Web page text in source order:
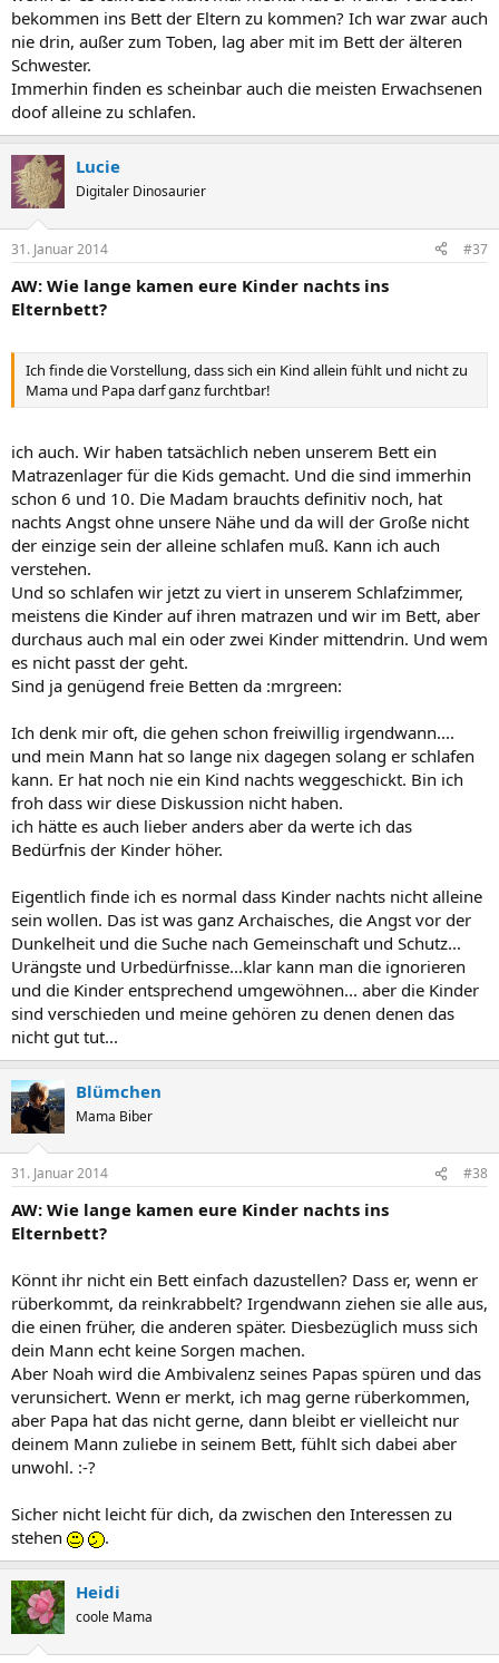
bekommen ins Bett der Eltern zu kommen? Ich war zwar auch
nie drin, außer zum Toben, lag aber mit im Bett der älteren
Schwester.
Immerhin finden es scheinbar auch die meisten Erwachsenen
doof alleine zu schlafen.
Lucie
Digitaler Dinosaurier
31. Januar 2014 #37
AW: Wie lange kamen eure Kinder nachts ins
Elternbett?
Ich finde die Vorstellung, dass sich ein Kind allein fühlt und nicht zu
Mama und Papa darf ganz furchtbar!
ich auch. Wir haben tatsächlich neben unserem Bett ein
Matrazenlager für die Kids gemacht. Und die sind immerhin
schon 6 und 10. Die Madam brauchts definitiv noch, hat
nachts Angst ohne unsere Nähe und da will der Große nicht
der einzige sein der alleine schlafen muß. Kann ich auch
verstehen.
Und so schlafen wir jetzt zu viert in unserem Schlafzimmer,
meistens die Kinder auf ihren matrazen und wir im Bett, aber
durchaus auch mal ein oder zwei Kinder mittendrin. Und wem
es nicht passt der geht.
Sind ja genügend freie Betten da :mrgreen:
Ich denk mir oft, die gehen schon freiwillig irgendwann....
und mein Mann hat so lange nix dagegen solang er schlafen
kann. Er hat noch nie ein Kind nachts weggeschickt. Bin ich
froh dass wir diese Diskussion nicht haben.
ich hätte es auch lieber anders aber da werte ich das
Bedürfnis der Kinder höher.
Eigentlich finde ich es normal dass Kinder nachts nicht alleine
sein wollen. Das ist was ganz Archaisches, die Angst vor der
Dunkelheit und die Suche nach Gemeinschaft und Schutz...
Urängste und Urbedürfnisse...klar kann man die ignorieren
und die Kinder entsprechend umgewöhnen... aber die Kinder
sind verschieden und meine gehören zu denen denen das
nicht gut tut...
Blümchen
Mama Biber
31. Januar 2014 #38
AW: Wie lange kamen eure Kinder nachts ins
Elternbett?
Könnt ihr nicht ein Bett einfach dazustellen? Dass er, wenn er
rüberkommt, da reinkrabbelt? Irgendwann ziehen sie alle aus,
die einen früher, die anderen später. Diesbezüglich muss sich
dein Mann echt keine Sorgen machen.
Aber Noah wird die Ambivalenz seines Papas spüren und das
verunsichert. Wenn er merkt, ich mag gerne rüberkommen,
aber Papa hat das nicht gerne, dann bleibt er vielleicht nur
deinem Mann zuliebe in seinem Bett, fühlt sich dabei aber
unwohl. :-?
Sicher nicht leicht für dich, da zwischen den Interessen zu
stehen
.
Heidi
coole Mama